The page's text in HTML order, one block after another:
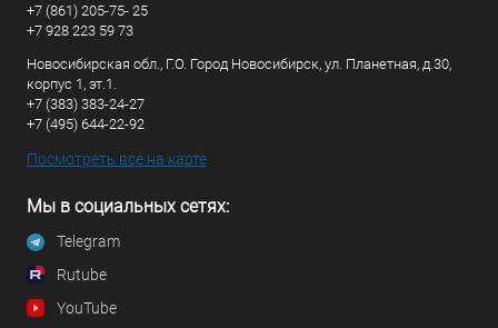
+7 (861) 205-75- 25
+7 928 223 59 73
Новосибирская обл., Г.О. Город Новосибирск, ул. Планетная, д.30,
корпус 1, эт.1.
+7 (383) 383-24-27
+7 (495) 644-22-92
Посмотреть все на карте
Мы в социальных сетях:
Telegram
Rutube
YouTube